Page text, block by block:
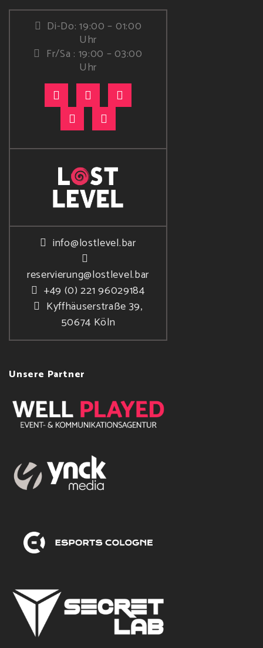
Di-Do: 19:00 – 01:00
Uhr
Fr/Sa : 19:00 – 03:00
Uhr
info@lostlevel.bar
reservierung@lostlevel.bar
+49 (0) 221 96029184
Kyffhäuserstraße 39,
50674 Köln
Unsere Partner